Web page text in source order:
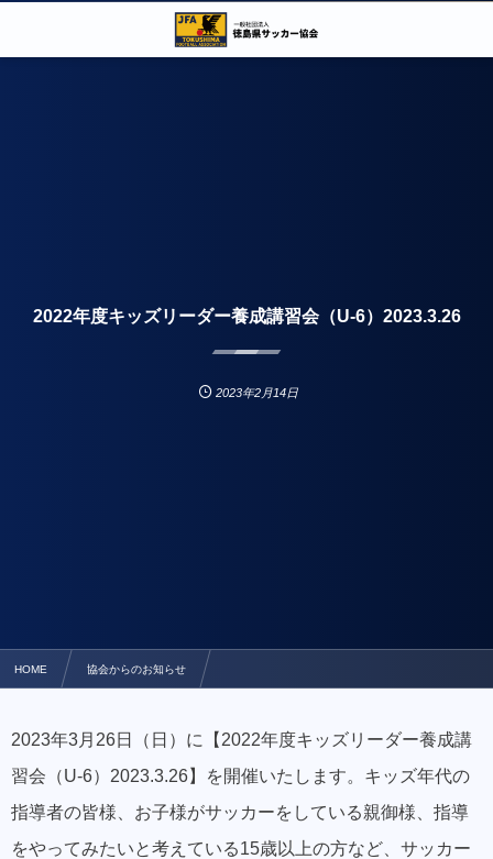
2022年度キッズリーダー養成講習会（U-6）2023.3.26
2023年2月14日
HOME 協会からのお知らせ
2023年3月26日（日）に【 2022年度キッズリーダー養成講
習会（U-6）2023.3.26】を開催いたします。キッズ年代の
指導者の皆様、 お子様がサッカーをしている親御様、 指導
をやってみたいと考えている15歳以上の方など、 サッカー